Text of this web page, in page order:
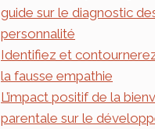
guide sur le diagnostic
personnalité
Identifiez et
la fausse empathie
L’impact positif de la
parentale sur le